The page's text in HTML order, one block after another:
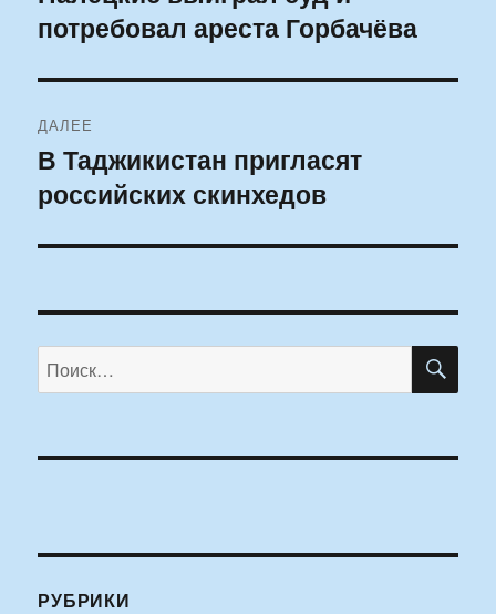
записям
запись:
потребовал ареста Горбачёва
ДАЛЕЕ
Следующая
запись:
В Таджикистан пригласят
российских скинхедов
Искать:
РУБРИКИ